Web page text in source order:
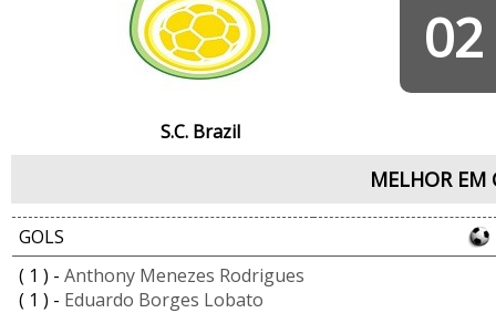
S.C. Brazil
02
MELHOR
GOLS
( 1 ) - Anthony Menezes Rodrigues
( 1 ) - Eduardo Borges Lobato